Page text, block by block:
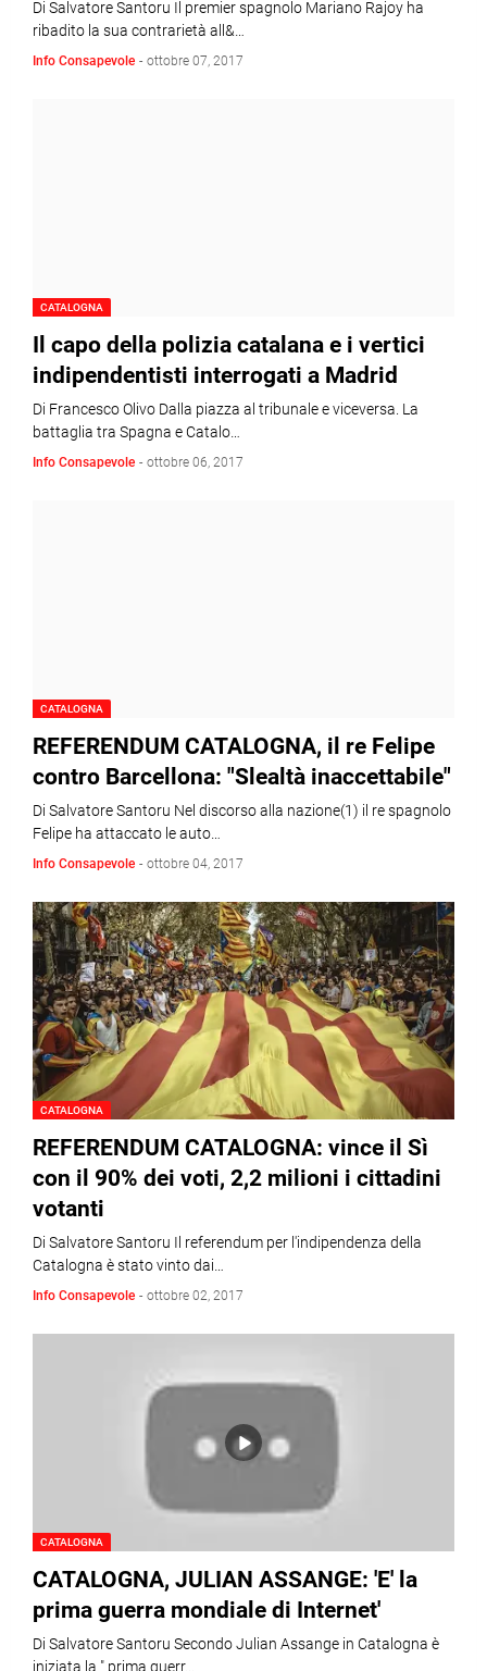
Di Salvatore Santoru Il premier spagnolo Mariano Rajoy ha
ribadito la sua contrarietà all&…
Info Consapevole - ottobre 07, 2017
CATALOGNA
Il capo della polizia catalana e i vertici
indipendentisti interrogati a Madrid
Di Francesco Olivo Dalla piazza al tribunale e viceversa. La
battaglia tra Spagna e Catalo…
Info Consapevole - ottobre 06, 2017
CATALOGNA
REFERENDUM CATALOGNA, il re Felipe
contro Barcellona: "Slealtà inaccettabile"
Di Salvatore Santoru Nel discorso alla nazione(1) il re spagnolo
Felipe ha attaccato le auto…
Info Consapevole - ottobre 04, 2017
CATALOGNA
REFERENDUM CATALOGNA: vince il Sì
con il 90% dei voti, 2,2 milioni i cittadini
votanti
Di Salvatore Santoru Il referendum per l'indipendenza della
Catalogna è stato vinto dai…
Info Consapevole - ottobre 02, 2017
CATALOGNA
CATALOGNA, JULIAN ASSANGE: 'E' la
prima guerra mondiale di Internet'
Di Salvatore Santoru Secondo Julian Assange in Catalogna è
iniziata la " prima guerr…